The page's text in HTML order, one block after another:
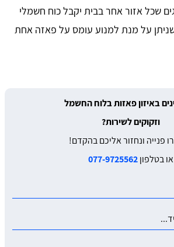
שכל אזור אחר בבית יקבל כוח חשמלי
שניתן על מנת למנוע עומס על פאזה אחת
באיזון פאזות בלוח החשמל
וזקוקים לשירות?
פנייה ונחזור אליכם בהקדם!
או בטלפון077-9725562